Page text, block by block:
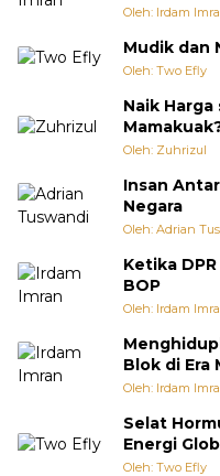
Oleh: Irdam
Mudik dan
Oleh: Two Efly
Naik
Oleh: Zuhrizul
Insan
Negara
Oleh: Adrian
Ketika
BOP
Oleh: Irdam
Blok di Era
Oleh: Irdam
Selat
Energi
Oleh: Two Efly